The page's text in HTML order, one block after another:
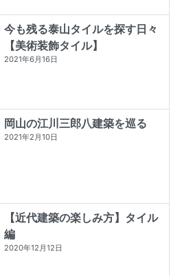
今も残る泰山タイルを探す日々
【美術装飾タイル】
2021年6月16日
岡山の江川三郎八建築を巡る
2021年2月10日
【近代建築の楽しみ方】タイル
編
2020年12月12日